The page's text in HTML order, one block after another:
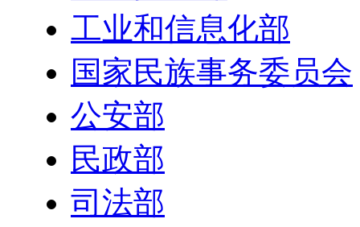
工业和信息化部
国家民族事务委员会
公安部
民政部
司法部